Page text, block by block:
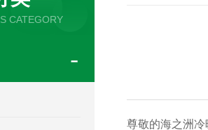
CATEGORY
尊敬的海之洲冷